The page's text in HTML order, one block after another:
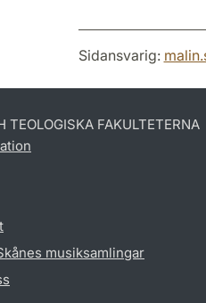
Sidansvarig:
TEOLOGISKA FAKULTETERNA
musiksamlingar